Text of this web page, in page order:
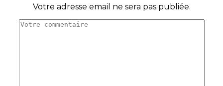
Votre adresse email ne sera pas publiée.